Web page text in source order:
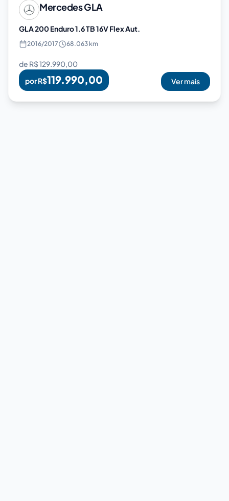
MercedesGLA
GLA 200 Enduro 1.6 TB 16V Flex Aut.
2016/2017 68.063 km
de R$129.990,00
por R$119.990,00 Ver mais